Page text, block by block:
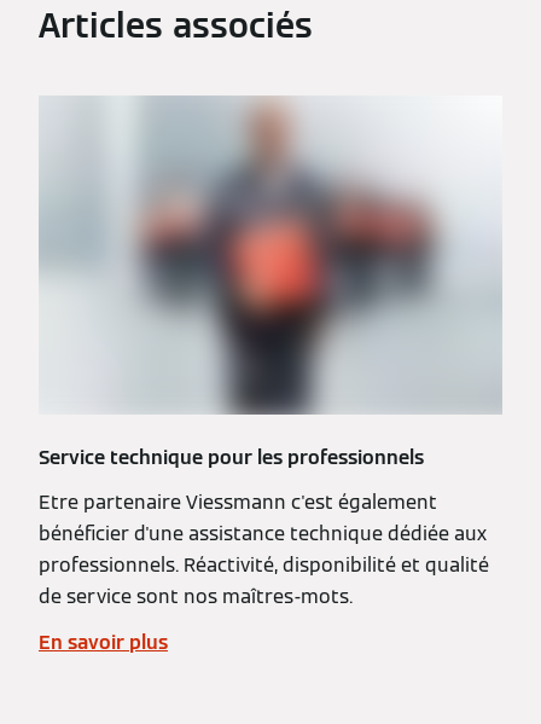
Articles associés
Service technique pour les professionnels
Etre partenaire Viessmann c'est également
bénéficier d'une assistance technique dédiée aux
professionnels. Réactivité, disponibilité et qualité
de service sont nos maîtres-mots.
En savoir plus